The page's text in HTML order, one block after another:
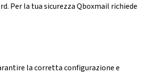
Per la tua sicurezza Qboxmail richiede
la corretta configurazione e